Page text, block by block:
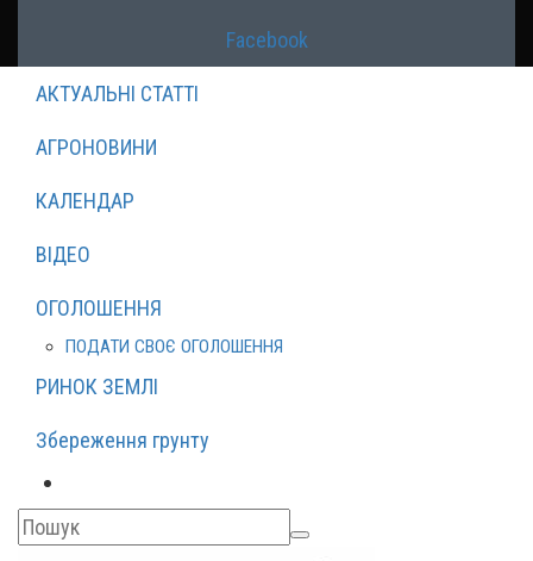
Facebook
АКТУАЛЬНІ СТАТТІ
АГРОНОВИНИ
КАЛЕНДАР
ВІДЕО
ОГОЛОШЕННЯ
ПОДАТИ СВОЄ ОГОЛОШЕННЯ
РИНОК ЗЕМЛІ
Збереження грунту